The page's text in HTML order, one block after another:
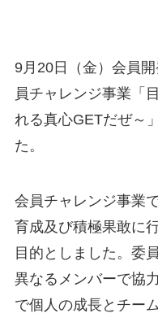
9月20日（金）会員
員チャレンジ事業「
れる真心GETだぜ～
た。
会員チャレンジ事業
育成及び積極果敢に
目的としました。委
異なるメンバーで協
で個人の成長とチー